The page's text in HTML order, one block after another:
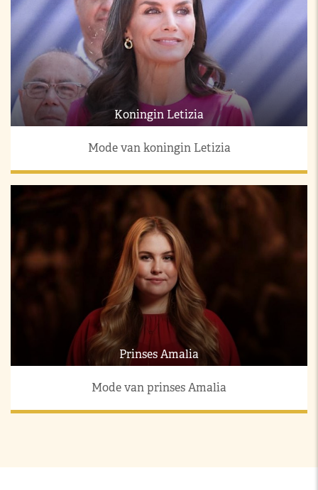
Koningin Letizia
Mode van koningin Letizia
Prinses Amalia
Mode van prinses Amalia